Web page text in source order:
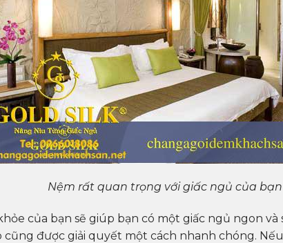
Nệm rất quan trọng với giấc ngủ của bạn
của bạn sẽ giúp bạn có một giấc ngủ ngon và
cũng được giải quyết một cách nhanh chóng.